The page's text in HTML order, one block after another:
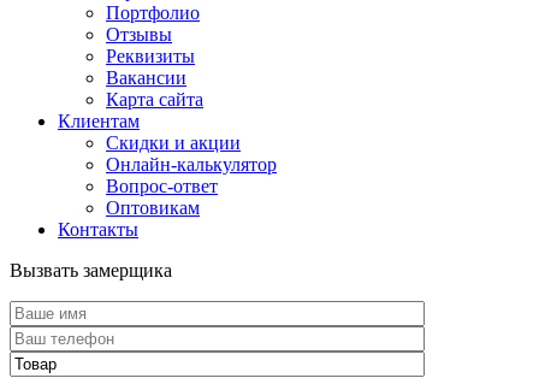
Портфолио
Отзывы
Реквизиты
Вакансии
Карта сайта
Клиентам
Скидки и акции
Онлайн-калькулятор
Вопрос-ответ
Оптовикам
Контакты
Вызвать замерщика